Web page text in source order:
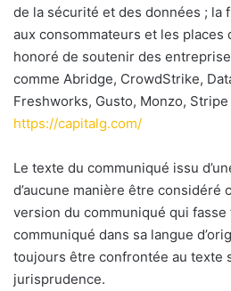
de la sécurité et des données ; la
aux consommateurs et les places
honoré de soutenir des
comme Abridge, CrowdStrike,
Freshworks, Gusto, Monzo,
https://capitalg.com/
Le texte du communiqué issu
d’aucune manière être considéré
version du communiqué qui
communiqué dans sa langue
toujours être confrontée au texte
jurisprudence.